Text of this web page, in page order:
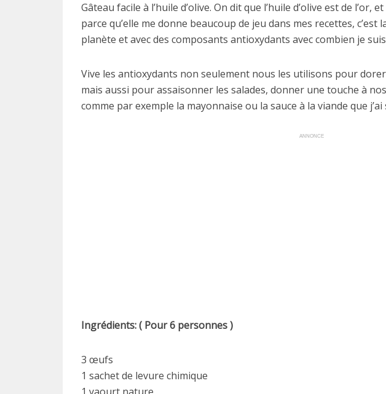
Gâteau facile à l’huile d’olive. On dit que l’huile d’olive est de l’or,
parce qu’elle me donne beaucoup de jeu dans mes recettes, c’est
planète et avec des composants antioxydants avec combien je
Vive les antioxydants non seulement nous les utilisons pour
mais aussi pour assaisonner les salades, donner une touche à
comme par exemple la mayonnaise ou la sauce à la viande que
ANNONCE
Ingrédients: ( Pour 6 personnes )
3 œufs
1 sachet de levure chimique